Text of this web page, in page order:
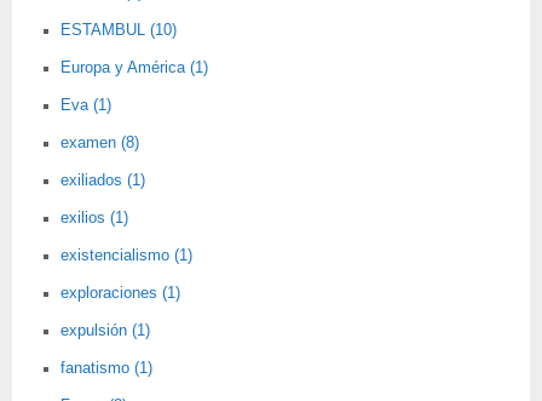
ESTAMBUL (10)
Europa y América (1)
Eva (1)
examen (8)
exiliados (1)
exilios (1)
existencialismo (1)
exploraciones (1)
expulsión (1)
fanatismo (1)